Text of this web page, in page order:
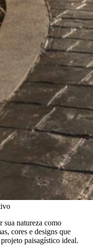
sua natureza como
cores e designs que
paisagístico ideal.